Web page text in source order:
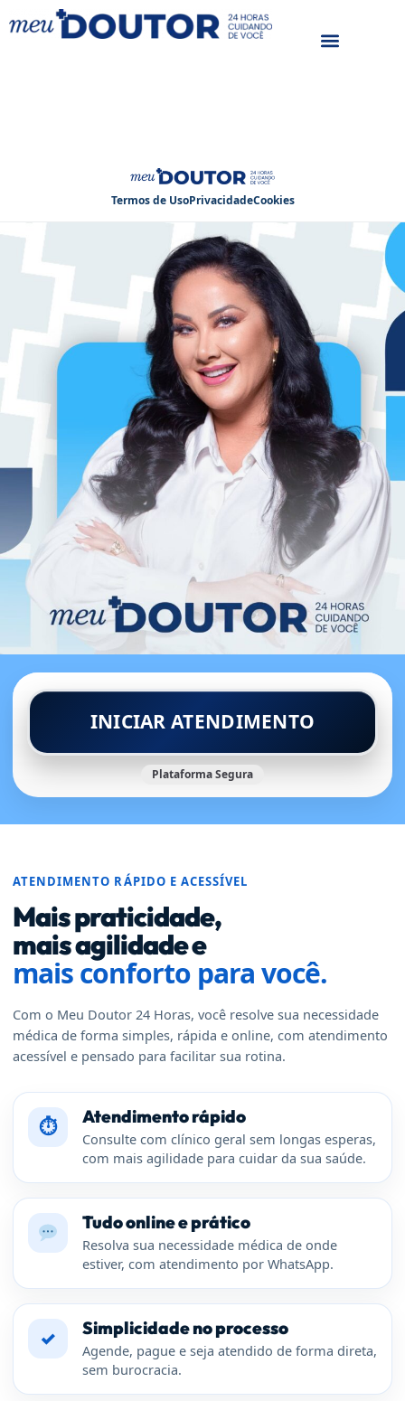
Meu Doutor 24
Termos de UsoPrivacidadeCookies
INICIAR ATENDIMENTO
Plataforma Segura
ATENDIMENTO RÁPIDO E ACESSÍVEL
Mais praticidade,
mais agilidade e
mais conforto para você.
Com o Meu Doutor 24 Horas, você resolve sua necessidade
médica de forma simples, rápida e online, com atendimento
acessível e pensado para facilitar sua rotina.
⏱ Atendimento rápido
Consulte com clínico geral sem longas esperas,
com mais agilidade para cuidar da sua saúde.
Tudo online e prático
Resolva sua necessidade médica de onde
estiver, com atendimento por WhatsApp.
✓ Simplicidade no processo
Agende, pague e seja atendido de forma direta,
sem burocracia.